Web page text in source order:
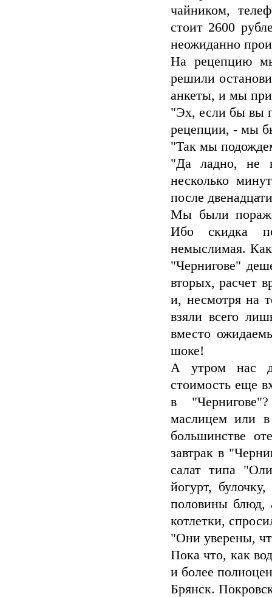
чайником,
стоит 2600
неожиданно
На рецепцию
решили
анкеты, и мы
"Эх, если бы вы
рецепции, - мы
"Так мы
"Да ладно, не
несколько
после
Мы были
Ибо скидка
немыслимая.
"Чернигове"
вторых, расчет
и, несмотря на
взяли всего
вместо
шоке!
А утром нас
стоимость еще
в
маслицем или в
большинстве
завтрак в
салат типа
йогурт,
половины блюд,
котлетки,
"Они уверены,
Пока что, как
и более
Брянск.